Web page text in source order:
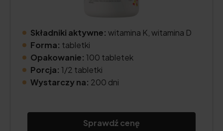
Składniki aktywne: witamina K, witamina D
Forma: tabletki
Opakowanie: 100 tabletek
Porcja: 1/2 tabletki
Wystarczy na: 200 dni
Sprawdź cenę